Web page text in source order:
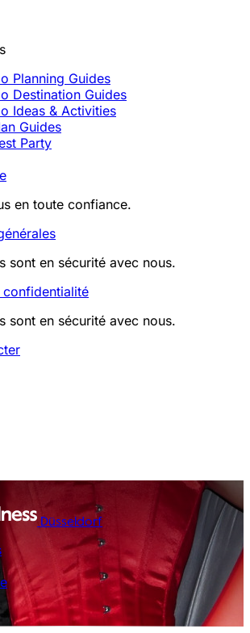
Planning Guides
Destination Guides
Ideas & Activities
Guides
Party
en toute confiance.
sont en sécurité avec nous.
sont en sécurité avec nous.
Düsseldorf